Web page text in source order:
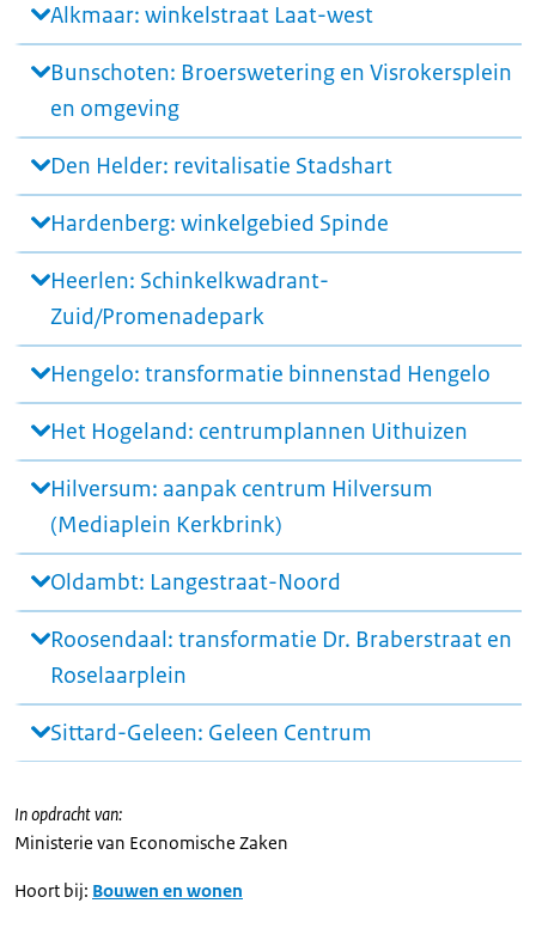
Alkmaar: winkelstraat Laat-west
Bunschoten: Broerswetering en Visrokersplein
en omgeving
Den Helder: revitalisatie Stadshart
Hardenberg: winkelgebied Spinde
Heerlen: Schinkelkwadrant-
Zuid/Promenadepark
Hengelo: transformatie binnenstad Hengelo
Het Hogeland: centrumplannen Uithuizen
Hilversum: aanpak centrum Hilversum
(Mediaplein Kerkbrink)
Oldambt: Langestraat-Noord
Roosendaal: transformatie Dr. Braberstraat en
Roselaarplein
Sittard-Geleen: Geleen Centrum
In opdracht van:
Ministerie van Economische Zaken
Hoort bij: Bouwen en wonen